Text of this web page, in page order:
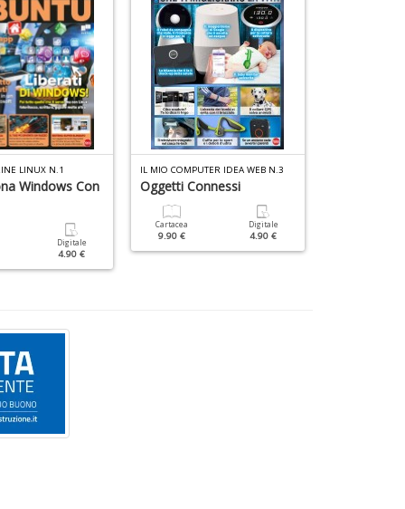
LINUX N.1
Windows Con
Digitale
4.90 €
IL MIO COMPUTER IDEA WEB N.3
Oggetti Connessi
Cartacea
9.90 €
Digitale
4.90 €